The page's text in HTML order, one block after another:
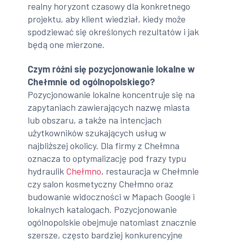
realny horyzont czasowy dla konkretnego
projektu, aby klient wiedział, kiedy może
spodziewać się określonych rezultatów i jak
będą one mierzone.
Czym różni się pozycjonowanie lokalne w
Chełmnie od ogólnopolskiego?
Pozycjonowanie lokalne koncentruje się na
zapytaniach zawierających nazwę miasta
lub obszaru, a także na intencjach
użytkowników szukających usług w
najbliższej okolicy. Dla firmy z Chełmna
oznacza to optymalizację pod frazy typu
hydraulik Chełmno, restauracja w Chełmnie
czy salon kosmetyczny Chełmno oraz
budowanie widoczności w Mapach Google i
lokalnych katalogach. Pozycjonowanie
ogólnopolskie obejmuje natomiast znacznie
szersze, często bardziej konkurencyjne